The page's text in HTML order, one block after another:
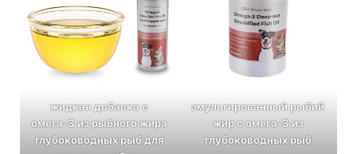
жидкая добавка с
омега-3 из рыбного жира
глубоководных рыб для
эмульгированный рыбий
жир с омега-3 из
глубоководных рыб